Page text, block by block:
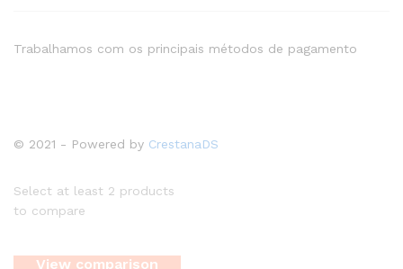
© 2021 - Powered by CrestanaDS
Trabalhamos com os principais métodos de pagamento
Select at least 2 products
to compare
View comparison